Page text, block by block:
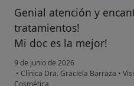
Genial atención y
tratamientos!
Mi doc es la mejor!
9 de junio de 2026
• Clínica Dra. Graciela Barraza •
Cosmética